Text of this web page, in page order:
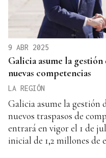
9 ABR 2025
Galicia asume la
nuevas competencias
LA REGIÓN
Galicia asume la gestión
nuevos traspasos de
entrará en vigor el 1 de
inicial de 1,2 millones de